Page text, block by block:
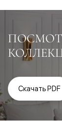
Скачать PDF